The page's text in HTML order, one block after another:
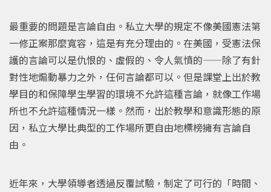
最重要的問題是言論自由。私立大學的規定不像美國憲法第
一修正案那麼寬容，這是有充分理由的。在美國，受憲法保
護的言論可以是仇恨的、虛假的、令人氣憤的——除了有針
對性地煽動暴力之外，任何言論都可以。但是課堂上出於教
學目的和保障學生學習的環境不允許這種言論，就像工作場
所也不允許這種情況一樣。然而，出於教學和意識形態的原
因，私立大學比典型的工作場所更自由地標榜擁有言論自
由。
近年來，大學領導者透過反覆試驗，制定了可行的「時間、